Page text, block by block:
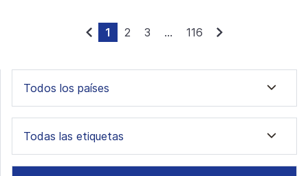
1 2 3 ... 116
Todos los países
Todas las etiquetas